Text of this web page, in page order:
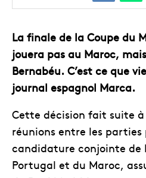
La finale de la Coupe du
jouera pas au Maroc,
Bernabéu. C’est ce que
journal espagnol Marca.
Cette décision fait suite
réunions entre les
candidature conjointe de
Portugal et du Maroc,